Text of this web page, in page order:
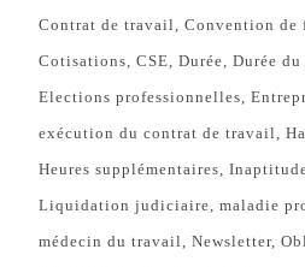
Contrat de travail Convention
Cotisations CSE Durée Durée
Elections professionnelles
exécution du contrat de travail
Heures supplémentaires
Liquidation judiciaire maladie
médecin du travail Newsletter